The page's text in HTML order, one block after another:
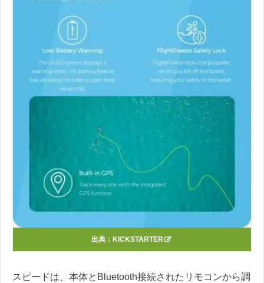
出典： KICKSTARTER
スピードは、本体とBluetooth接続されたリモコンから調